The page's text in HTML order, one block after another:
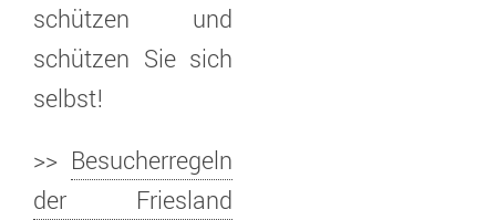
schützen und
schützen Sie sich
selbst!
>> Besucherregeln
der Friesland